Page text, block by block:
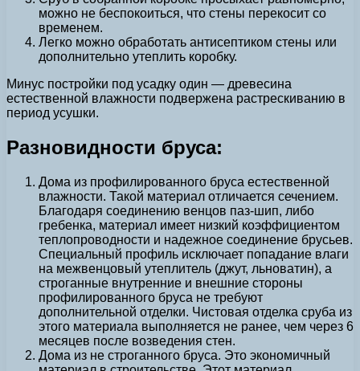
можно не беспокоиться, что стены перекосит со
временем.
Легко можно обработать антисептиком стены или
дополнительно утеплить коробку.
Минус постройки под усадку один — древесина
естественной влажности подвержена растрескиванию в
период усушки.
Разновидности бруса:
Дома из профилированного бруса естественной
влажности. Такой материал отличается сечением.
Благодаря соединению венцов паз-шип, либо
гребенка, материал имеет низкий коэффициентом
теплопроводности и надежное соединение брусьев.
Специальный профиль исключает попадание влаги
на межвенцовый утеплитель (джут, льноватин), а
строганные внутренние и внешние стороны
профилированного бруса не требуют
дополнительной отделки. Чистовая отделка сруба из
этого материала выполняется не ранее, чем через 6
месяцев после возведения стен.
Дома из не строганного бруса. Это экономичный